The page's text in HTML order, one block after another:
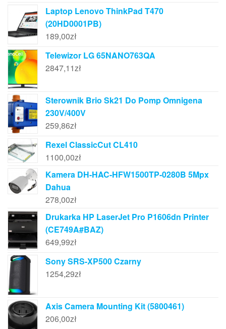
Laptop Lenovo ThinkPad T470
(20HD0001PB)
189,00zł
Telewizor LG 65NANO763QA
2847,11zł
Sterownik Brio Sk21 Do Pomp Omnigena
230V/400V
259,86zł
Rexel ClassicCut CL410
1100,00zł
Kamera DH-HAC-HFW1500TP-0280B 5Mpx
Dahua
278,00zł
Drukarka HP LaserJet Pro P1606dn Printer
(CE749A#BAZ)
649,99zł
Sony SRS-XP500 Czarny
1254,29zł
Axis Camera Mounting Kit (5800461)
206,00zł